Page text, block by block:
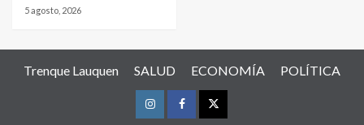
5 agosto, 2026
Trenque Lauquen SALUD ECONOMÍA POLÍTICA
InstagramFacebookTwitter